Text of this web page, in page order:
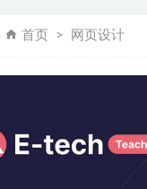
首页 网页设计